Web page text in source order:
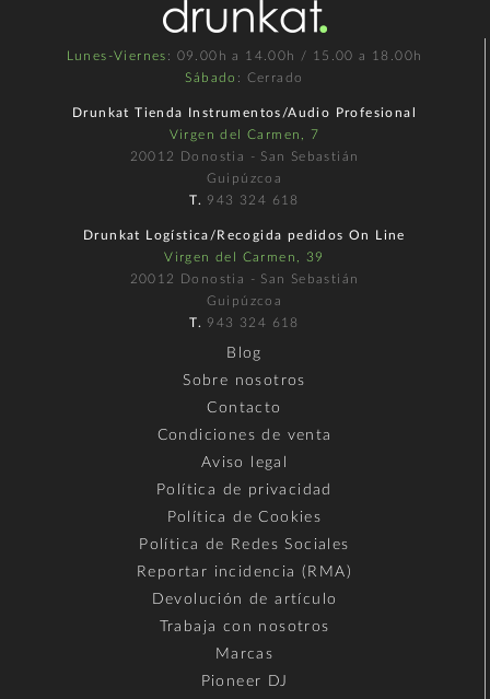
Lunes-Viernes : 09.00h a 14.00h / 15.00 a 18.00h
Sábado : Cerrado
Drunkat Tienda Instrumentos/Audio Profesional
Virgen del Carmen, 7
20012 Donostia - San Sebastián
Guipúzcoa
T. 943 324 618
Drunkat Logística/Recogida pedidos On Line
Virgen del Carmen, 39
20012 Donostia - San Sebastián
Guipúzcoa
T. 943 324 618
Blog
Sobre nosotros
Contacto
Condiciones de venta
Aviso legal
Política de privacidad
Política de Cookies
Política de Redes Sociales
Reportar incidencia (RMA)
Devolución de artículo
Trabaja con nosotros
Marcas
Pioneer DJ